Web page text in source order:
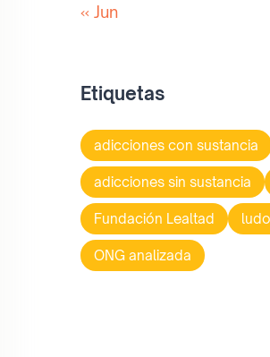
« Jun
Etiquetas
adicciones con sustancia
adicciones sin sustancia
Fundación Lealtad
ONG analizada